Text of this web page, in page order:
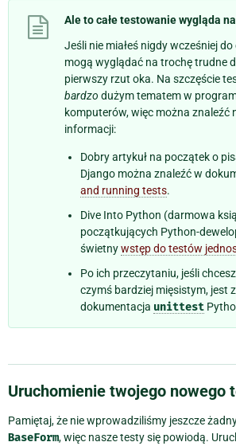
Ale to całe testowanie wygląda
Jeśli nie miałeś nigdy wcześniej
mogą wyglądać na trochę trudne
pierwszy rzut oka. Na szczęście
bardzo dużym tematem w
komputerów, więc można znaleźć
informacji:
Dobry artykuł na początek o
Django można znaleźć w
and running tests.
Dive Into Python (darmowa
początkujących Python-
świetnywstęp do testów
Po ich przeczytaniu, jeśli
czymś bardziej mięsistym, jest
dokumentacja unittest
Uruchomienie twojego nowego
Pamiętaj, że nie wprowadziliśmy jeszcze
BaseForm, więc nasze testy się powiodą.